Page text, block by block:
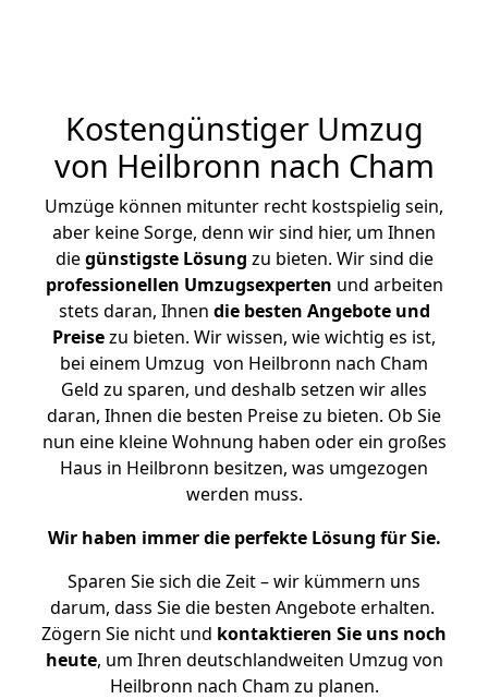
Kostengünstiger Umzug
von Heilbronn nach Cham
Umzüge können mitunter recht kostspielig sein,
aber keine Sorge, denn wir sind hier, um Ihnen
diegünstigste Lösung zu bieten. Wir sind die
professionellen Umzugsexperten und arbeiten
stets daran, Ihnen die besten Angebote und
Preisezu bieten. Wir wissen, wie wichtig es ist,
bei einem Umzug von Heilbronn nach Cham
Geld zu sparen, und deshalb setzen wir alles
daran, Ihnen die besten Preise zu bieten. Ob Sie
nun eine kleine Wohnung haben oder ein großes
Haus in Heilbronn besitzen, was umgezogen
werden muss.
Wir haben immer die perfekte Lösung für Sie.
Sparen Sie sich die Zeit – wir kümmern uns
darum, dass Sie die besten Angebote erhalten.
Zögern Sie nicht und kontaktieren Sie uns noch
heute, um Ihren deutschlandweiten Umzug von
Heilbronn nach Cham zu planen.